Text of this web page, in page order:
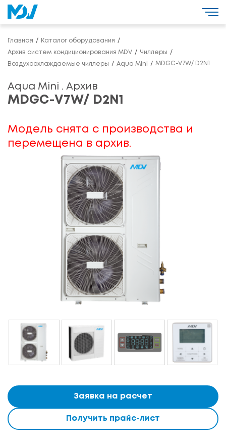
Главная Каталог оборудования
Архив систем кондиционирования MDV Чиллеры
Воздухоохлаждаемые чиллеры Aqua Mini MDGC-V7W/ D2N1
Aqua Mini . Архив
MDGC-V7W/ D2N1
Модель снята с производства и
перемещена в архив.
Заявка на расчет
Получить прайс-лист